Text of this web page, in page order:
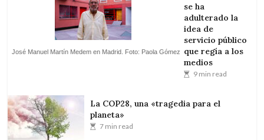
José Manuel Martín Medem en Madrid. Foto: Paola Gómez
se ha
adulterado la
idea de
servicio público
que regía a los
medios
9 min read
La COP28, una «tragedia para el
planeta»
7 min read